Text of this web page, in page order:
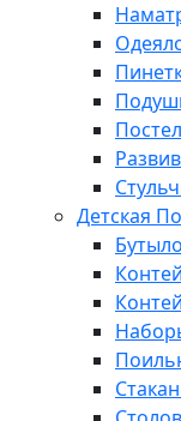
Детская